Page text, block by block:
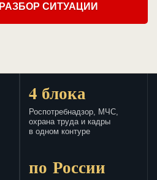
СИТУАЦИИ
4 блока
Роспотребнадзор, МЧС,
охрана труда и кадры
в одном контуре
по России